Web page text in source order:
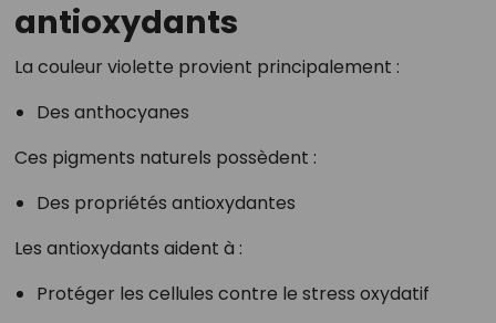
antioxydants
La couleur violette provient principalement :
Des anthocyanes
Ces pigments naturels possèdent :
Des propriétés antioxydantes
Les antioxydants aident à :
Protéger les cellules contre le stress oxydatif